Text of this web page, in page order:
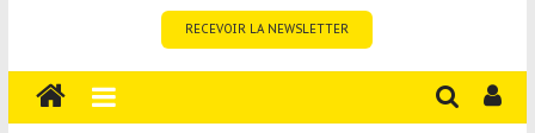
Tourisme
est
RECEVOIR LA NEWSLETTER